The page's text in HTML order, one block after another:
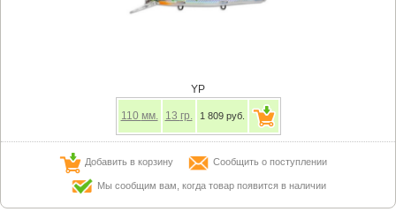
YP
110 мм. 13 гр. 1 809 руб.
Добавить в корзину Сообщить о поступлении
Мы сообщим вам, когда товар появится в наличии